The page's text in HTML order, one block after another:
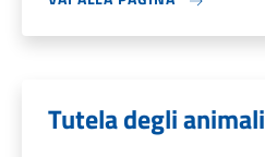
Tutela degli animali